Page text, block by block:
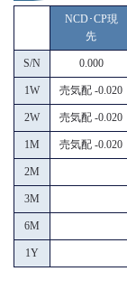
NCD･CP現
先
S/N 0.000
1W 売気配 -0.020
2W 売気配 -0.020
1M 売気配 -0.020
2M
3M
6M
1Y